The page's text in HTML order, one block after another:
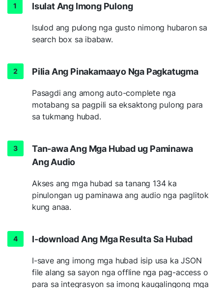
Isulat Ang Imong Pulong
Isulod ang pulong nga gusto nimong hubaron sa
search box sa ibabaw.
Pilia Ang Pinakamaayo Nga Pagkatugma
Pasagdi ang among auto-complete nga
motabang sa pagpili sa eksaktong pulong para
sa tukmang hubad.
Tan-awa Ang Mga Hubad ug Paminawa
Ang Audio
Akses ang mga hubad sa tanang 134 ka
pinulongan ug paminawa ang audio nga paglitok
kung anaa.
I-download Ang Mga Resulta Sa Hubad
I-save ang imong mga hubad isip usa ka JSON
file alang sa sayon nga offline nga pag-access o
para sa integrasyon sa imong kaugalingong mga